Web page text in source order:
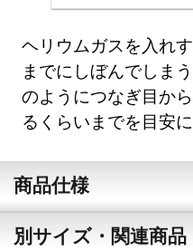
ヘリウムガスを入れ
までにしぼんでしま
のようにつなぎ目か
るくらいまでを目安
商品仕様
別サイズ・関連商品